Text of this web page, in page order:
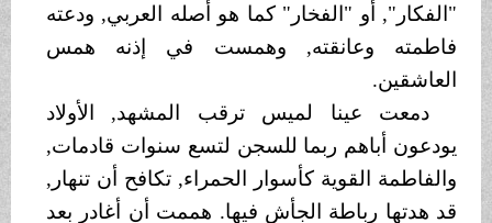
"الفكار", أو "الفخار" كما هو أصله العربي, ودعته
فاطمته وعانقته, وهمست في إذنه همس
العاشقين.
دمعت عينا لميس ترقب المشهد, الأولاد
يودعون أباهم ربما للسجن لتسع سنوات قادمات,
والفاطمة القوية كأسوار الحمراء, تكافح أن تنهار,
قد هدتها رباطة الجأش فيها. هممت أن أغادر بعد